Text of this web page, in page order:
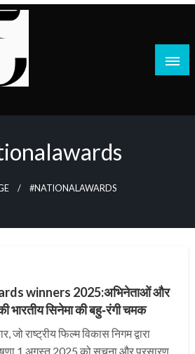
#NATIONALAWARDS
winners 2025:अभिनेताओं और
भारतीय सिनेमा की बहु‑रंगी चमक
जो राष्ट्रीय फिल्म विकास निगम द्वारा
1 अगस्त 2025 को सूचना और प्रसारण